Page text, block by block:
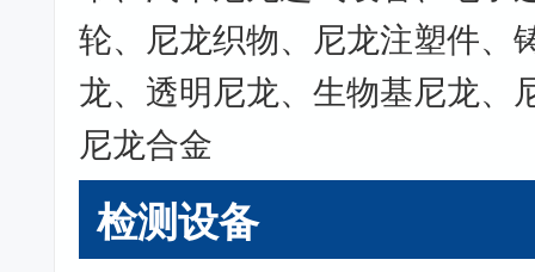
轮、尼龙织物、尼龙注塑件、
龙、透明尼龙、生物基尼龙、
尼龙合金
检测设备